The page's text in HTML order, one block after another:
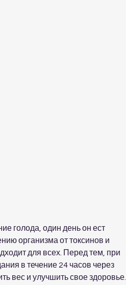
организма от токсинов и
для всех. Перед тем, при
в течение 24 часов через
вес и улучшить свое здоровье.